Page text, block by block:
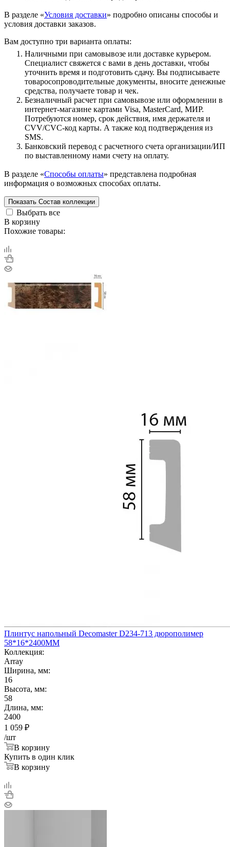
В разделе «Условия доставки» подробно описаны способы и
условия доставки заказов.
Вам доступно три варианта оплаты:
Наличными при самовывозе или доставке курьером.
Специалист свяжется с вами в день доставки, чтобы
уточнить время и подготовить сдачу. Вы подписываете
товаросопроводительные документы, вносите денежные
средства, получаете товар и чек.
Безналичный расчет при самовывозе или оформлении в
интернет-магазине картами Visa, MasterCard, МИР.
Потребуются номер, срок действия, имя держателя и
CVV/CVC-код карты. А также код подтверждения из
SMS.
Банковский перевод с расчетного счета организации/ИП
по выставленному нами счету на оплату.
В разделе «Способы оплаты» представлена подробная
информация о возможных способах оплаты.
Показать Состав коллекции
Выбрать все
В корзину
Похожие товары:
Плинтус напольный Decomaster D234-713 дюрополимер
58*16*2400ММ
Коллекция:
Array
Ширина, мм:
16
Высота, мм:
58
Длина, мм:
2400
1 059 ₽
/шт
В корзину
Купить в один клик
В корзину